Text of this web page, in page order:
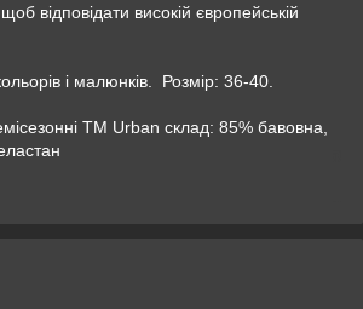
щоб відповідати високій європейській
і малюнків. Розмір: 36-40.
ТМ Urban склад: 85% бавовна,